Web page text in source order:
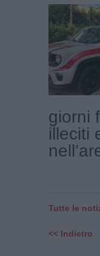
giorni
illeciti
Tutte le
<< Indietro